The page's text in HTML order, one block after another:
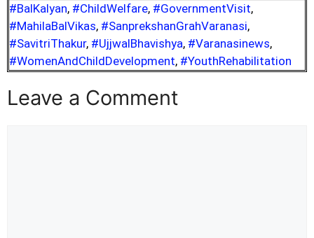
#BalKalyan, #ChildWelfare, #GovernmentVisit,
#MahilaBalVikas, #SanprekshanGrahVaranasi,
#SavitriThakur, #UjjwalBhavishya, #Varanasinews,
#WomenAndChildDevelopment, #YouthRehabilitation
Leave a Comment